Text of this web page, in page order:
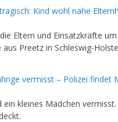
Kind wohl nahe
Eltern und Einsatzkräfte
Preetz in Schleswig-
vermisst – Polizei findet
ein kleines Mädchen